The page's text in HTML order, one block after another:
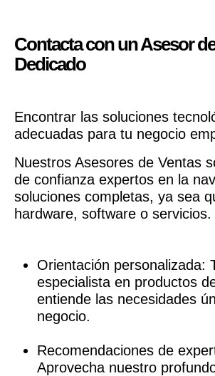
Contacta con un Asesor
Dedicado
Encontrar las soluciones
adecuadas para tu negocio
Nuestros Asesores de Ventas
de confianza expertos en la
soluciones completas, ya sea
hardware, software o servicios.
Orientación personalizada:
especialista en productos
entiende las necesidades
negocio.
Recomendaciones de
Aprovecha nuestro